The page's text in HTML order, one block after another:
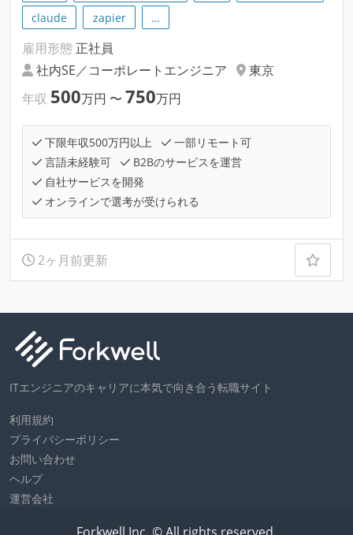
claude
zapier …
雇用形態 正社員
社内SE／コーポレートエンジニア
東京
年収 500万円 〜 750万円
下限年収500万円以上
一部リモート可
言語未経験可
B2Bのサービスを運営
自社サービスを開発
オンラインで選考が受けられる
2ヶ月前更新
ITエンジニアのキャリアに本気で向き合う転職サイト
利用規約
プライバシーポリシー
お問い合わせ
ヘルプ
運営会社